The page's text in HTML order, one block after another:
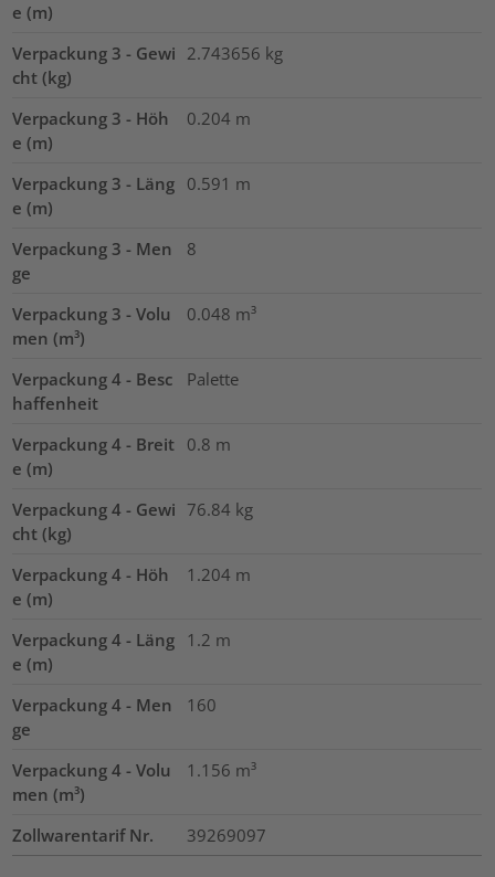
e (m)
Verpackung 3 - Gewi
cht (kg)
2.743656 kg
Verpackung 3 - Höh
e (m)
0.204 m
Verpackung 3 - Läng
e (m)
0.591 m
Verpackung 3 - Men
ge
8
Verpackung 3 - Volu
men (m³)
0.048 m³
Verpackung 4 - Besc
haffenheit
Palette
Verpackung 4 - Breit
e (m)
0.8 m
Verpackung 4 - Gewi
cht (kg)
76.84 kg
Verpackung 4 - Höh
e (m)
1.204 m
Verpackung 4 - Läng
e (m)
1.2 m
Verpackung 4 - Men
ge
160
Verpackung 4 - Volu
men (m³)
1.156 m³
Zollwarentarif Nr. 39269097